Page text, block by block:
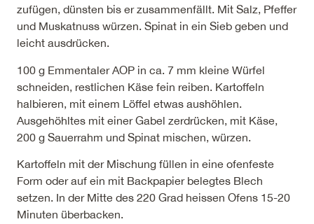
zufügen, dünsten bis er zusammenfällt. Mit Salz, Pfeffer
und Muskatnuss würzen. Spinat in ein Sieb geben und
leicht ausdrücken.
100 g Emmentaler AOP in ca. 7 mm kleine Würfel
schneiden, restlichen Käse fein reiben. Kartoffeln
halbieren, mit einem Löffel etwas aushöhlen.
Ausgehöhltes mit einer Gabel zerdrücken, mit Käse,
200 g Sauerrahm und Spinat mischen, würzen.
Kartoffeln mit der Mischung füllen in eine ofenfeste
Form oder auf ein mit Backpapier belegtes Blech
setzen. In der Mitte des 220 Grad heissen Ofens 15-20
Minuten überbacken.